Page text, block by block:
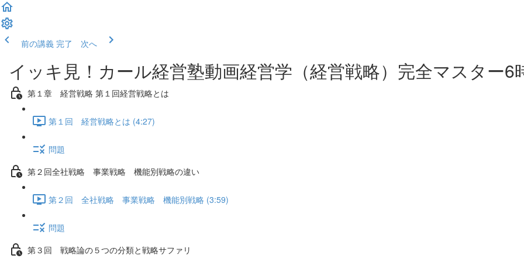
前の講義 完了 次へ
イッキ見！カール経営塾動画経営学（経営戦略）完全マスター6
第１章 経営戦略 第１回経営戦略とは
第１回 経営戦略とは (4:27)
問題
第２回全社戦略 事業戦略 機能別戦略の違い
第２回 全社戦略 事業戦略 機能別戦略 (3:59)
問題
第３回 戦略論の５つの分類と戦略サファリ